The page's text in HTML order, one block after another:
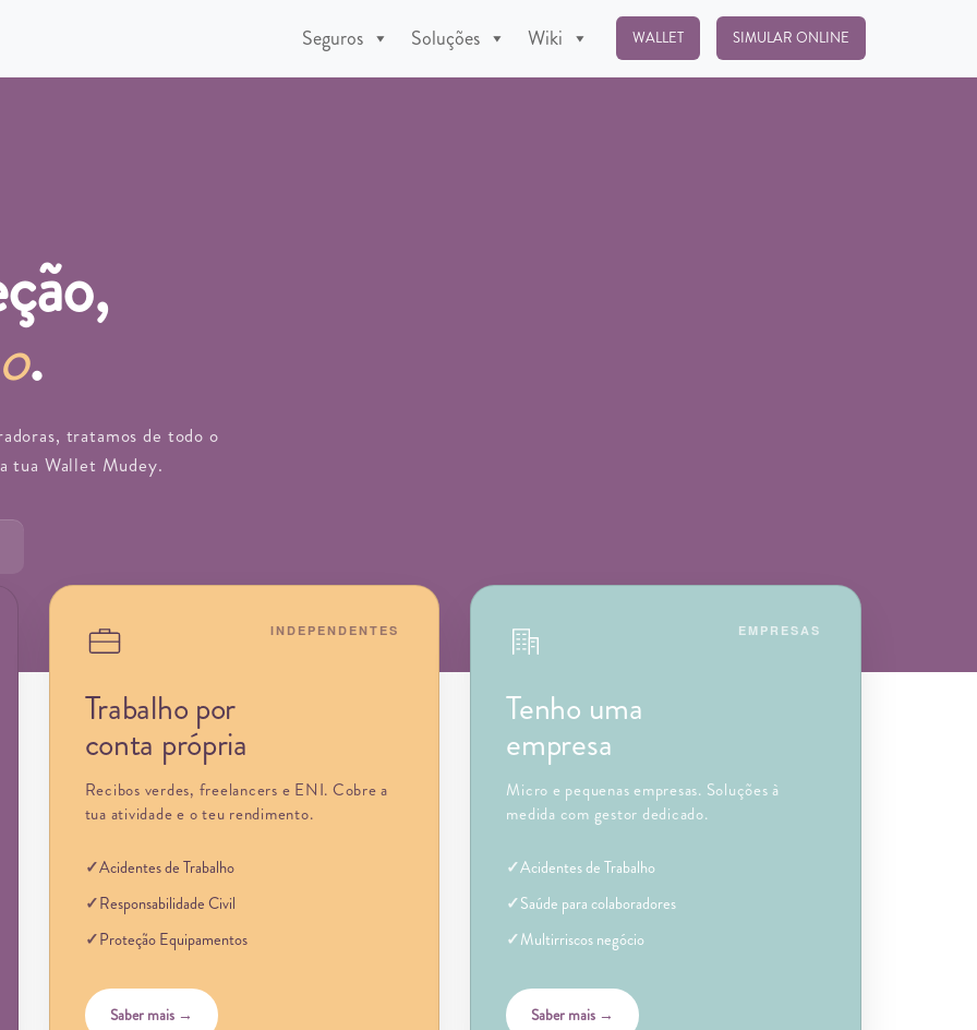
Seguros Soluções Wiki WALLET SIMULAR ONLINE
.
tratamos de todo o
tua Wallet Mudey.
INDEPENDENTES
Trabalho por
conta própria
Recibos verdes, freelancers e ENI. Cobre a
tua atividade e o teu rendimento.
Acidentes de Trabalho
Responsabilidade Civil
Proteção Equipamentos
Saber mais →
EMPRESAS
Tenho uma
empresa
Micro e pequenas empresas. Soluções à
medida com gestor dedicado.
Acidentes de Trabalho
Saúde para colaboradores
Multirriscos negócio
Saber mais →